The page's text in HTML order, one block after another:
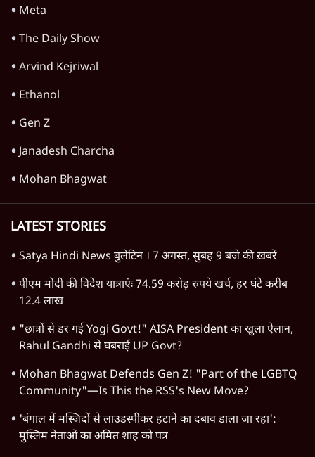
Meta
The Daily Show
Arvind Kejriwal
Ethanol
Gen Z
Janadesh Charcha
Mohan Bhagwat
LATEST STORIES
Satya Hindi News बुलेटिन । 7 अगस्त, सुबह 9 बजे की ख़बरें
पीएम मोदी की विदेश यात्राएंः 74.59 करोड़ रुपये खर्च, हर घंटे करीब
12.4 लाख
"छात्रों से डर गई Yogi Govt!" AISA President का खुला ऐलान,
Rahul Gandhi से घबराई UP Govt?
Mohan Bhagwat Defends Gen Z! "Part of the LGBTQ
Community"—Is This the RSS's New Move?
'बंगाल में मस्जिदों से लाउडस्पीकर हटाने का दबाव डाला जा रहा':
मुस्लिम नेताओं का अमित शाह को पत्र